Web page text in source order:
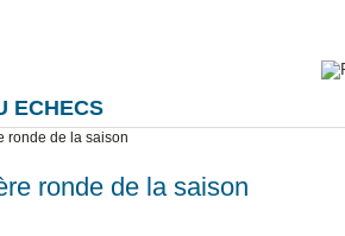
ECHECS
ronde de la saison
ronde de la saison